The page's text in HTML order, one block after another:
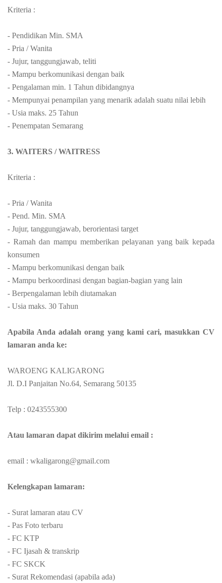
Kriteria :
- Pendidikan Min. SMA
- Pria / Wanita
- Jujur, tanggungjawab, teliti
- Mampu berkomunikasi dengan baik
- Pengalaman min. 1 Tahun dibidangnya
- Mempunyai penampilan yang menarik adalah suatu nilai lebih
- Usia maks. 25 Tahun
- Penempatan Semarang
3. WAITERS / WAITRESS
Kriteria :
- Pria / Wanita
- Pend. Min. SMA
- Jujur, tanggungjawab, berorientasi target
- Ramah dan mampu memberikan pelayanan yang baik kepada
konsumen
- Mampu berkomunikasi dengan baik
- Mampu berkoordinasi dengan bagian-bagian yang lain
- Berpengalaman lebih diutamakan
- Usia maks. 30 Tahun
Apabila Anda adalah orang yang kami cari, masukkan CV
lamaran anda ke:
WAROENG KALIGARONG
Jl. D.I Panjaitan No.64, Semarang 50135
Telp : 0243555300
Atau lamaran dapat dikirim melalui email :
email : wkaligarong@gmail.com
Kelengkapan lamaran:
- Surat lamaran atau CV
- Pas Foto terbaru
- FC KTP
- FC Ijasah & transkrip
- FC SKCK
- Surat Rekomendasi (apabila ada)